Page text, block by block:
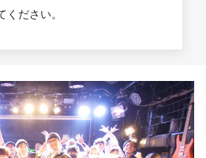
ください。